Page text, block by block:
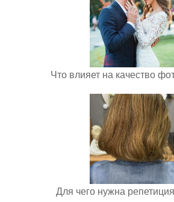
Что влияет на качество
Для чего нужна